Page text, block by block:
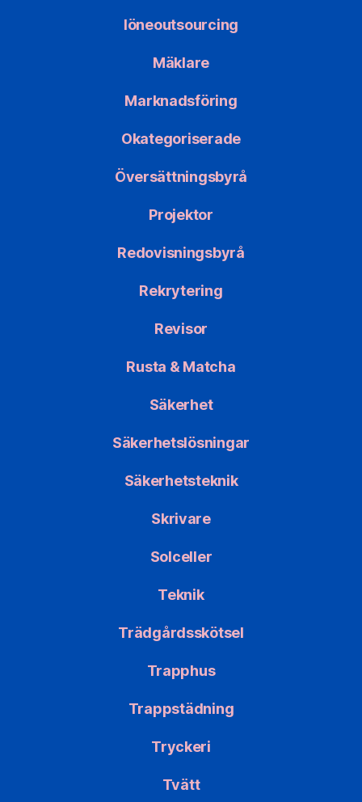
löneoutsourcing
Mäklare
Marknadsföring
Okategoriserade
Översättningsbyrå
Projektor
Redovisningsbyrå
Rekrytering
Revisor
Rusta & Matcha
Säkerhet
Säkerhetslösningar
Säkerhetsteknik
Skrivare
Solceller
Teknik
Trädgårdsskötsel
Trapphus
Trappstädning
Tryckeri
Tvätt